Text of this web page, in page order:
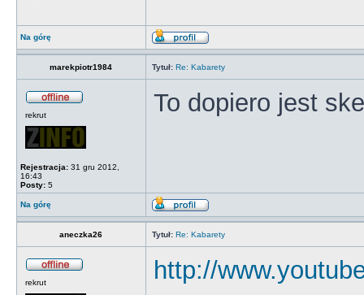
Na górę
marekpiotr1984 Tytuł: Re: Kabarety
rekrut
Rejestracja: 31 gru 2012,
16:43
Posty: 5
To dopiero jest
Na górę
aneczka26 Tytuł: Re: Kabarety
rekrut http://